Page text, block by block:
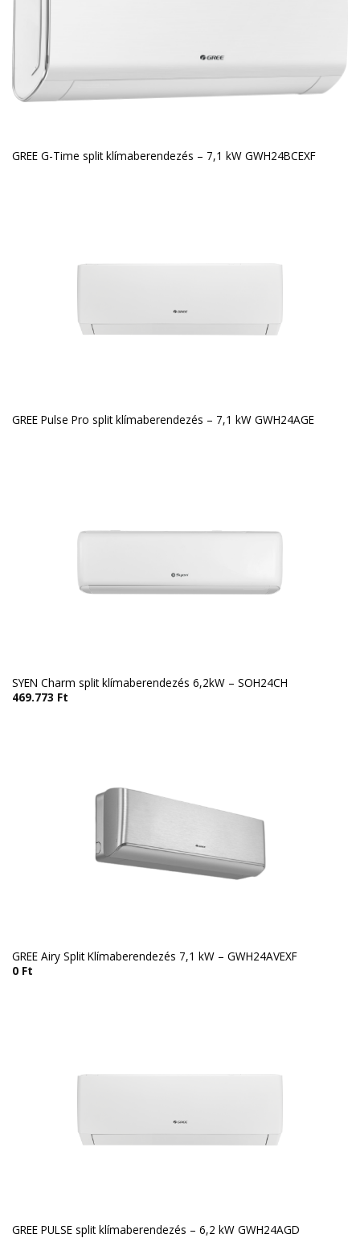
GREE G-Time split klímaberendezés – 7,1 kW GWH24BCEXF
GREE Pulse Pro split klímaberendezés – 7,1 kW GWH24AGE
SYEN Charm split klímaberendezés 6,2kW – SOH24CH
469.773 Ft
GREE Airy Split Klímaberendezés 7,1 kW – GWH24AVEXF
0 Ft
GREE PULSE split klímaberendezés – 6,2 kW GWH24AGD